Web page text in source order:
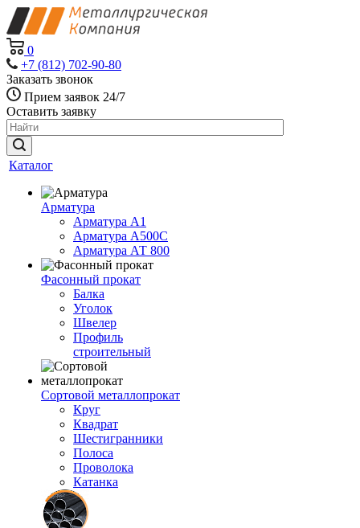
0
+7 (812) 702-90-80
Заказать звонок
Прием заявок 24/7
Оставить заявку
Каталог
Арматура
Арматура А1
Арматура А500С
Арматура АТ 800
Фасонный прокат
Балка
Уголок
Швелер
Профиль
строительный
Сортовой металлопрокат
Круг
Квадрат
Шестигранники
Полоса
Проволока
Катанка